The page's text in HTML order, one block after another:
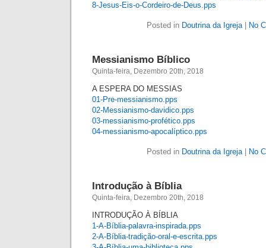
8-Jesus-Eis-o-Cordeiro-de-Deus.pps
Posted in Doutrina da Igreja| No
Messianismo Bíblico
Quinta-feira, Dezembro 20th, 2018
A ESPERA DO MESSIAS
01-Pre-messianismo.pps
02-Messianismo-davidico.pps
03-messianismo-profético.pps
04-messianismo-apocalíptico.pps
Posted in Doutrina da Igreja| No
Introdução à Bíblia
Quinta-feira, Dezembro 20th, 2018
INTRODUÇÃO À BÍBLIA
1-A-Bíblia-palavra-inspirada.pps
2-A-Bíblia-tradição-oral-e-escrita.pps